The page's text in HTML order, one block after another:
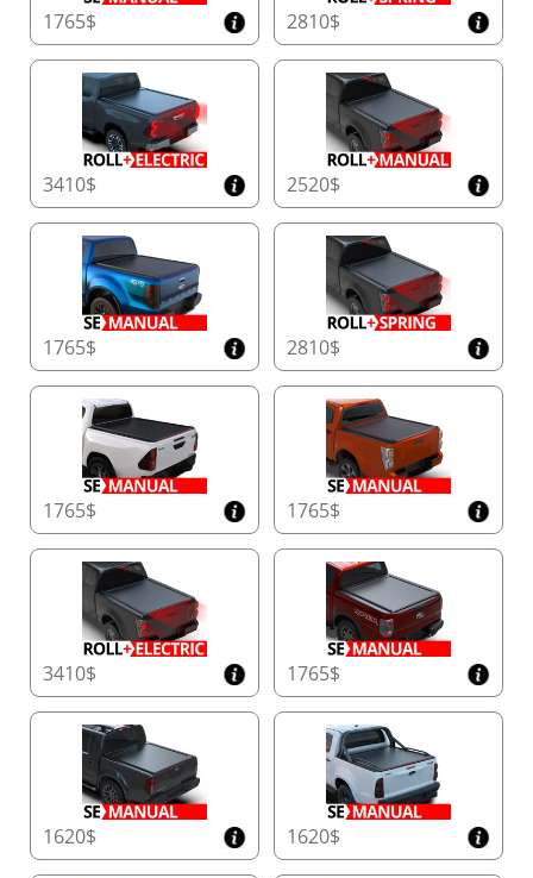
1765$ 2810$
3410$ 2520$
1765$ 2810$
1765$ 1765$
3410$ 1765$
1620$ 1620$